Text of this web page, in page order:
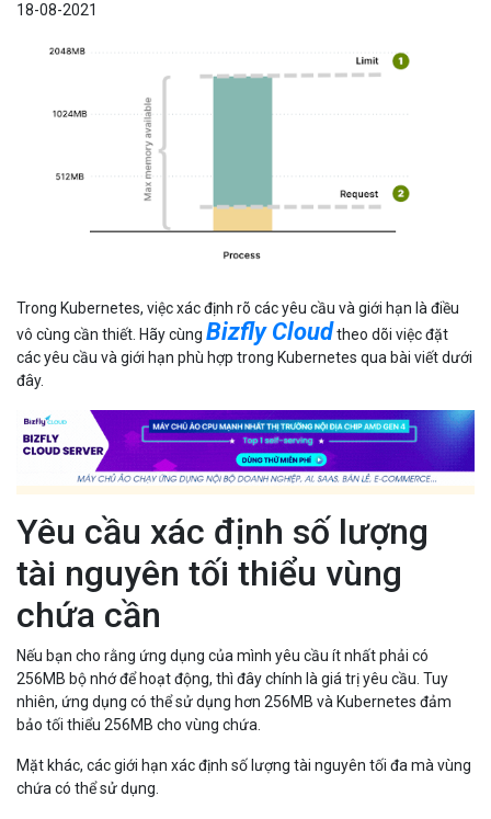
18-08-2021
Trong Kubernetes, việc xác định rõ các yêu cầu và giới hạn là điều
vô cùng cần thiết. Hãy cùng Bizfly Cloudtheo dõi việc đặt
các yêu cầu và giới hạn phù hợp trong Kubernetes qua bài viết dưới
đây.
Yêu cầu xác định số lượng
tài nguyên tối thiểu vùng
chứa cần
Nếu bạn cho rằng ứng dụng của mình yêu cầu ít nhất phải có
256MB bộ nhớ để hoạt động, thì đây chính là giá trị yêu cầu. Tuy
nhiên, ứng dụng có thể sử dụng hơn 256MB và Kubernetes đảm
bảo tối thiểu 256MB cho vùng chứa.
Mặt khác, các giới hạn xác định số lượng tài nguyên tối đa mà vùng
chứa có thể sử dụng.